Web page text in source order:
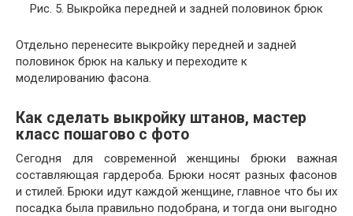
Рис. 5. Выкройка передней и задней половинок брюк
Отдельно перенесите выкройку передней и задней
половинок брюк на кальку и переходите к
моделированию фасона.
Как сделать выкройку штанов, мастер
класс пошагово с фото
Сегодня для современной женщины брюки важная
составляющая гардероба. Брюки носят разных фасонов
и стилей. Брюки идут каждой женщине, главное что бы их
посадка была правильно подобрана, и тогда они выгодно